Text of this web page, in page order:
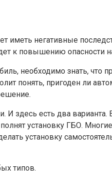
иметь негативные
к повышению опасности
необходимо знать, что
понять, пригоден ли
здесь есть два
установку ГБО.
установку
типов.